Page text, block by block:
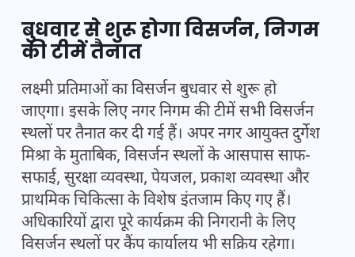
बुधवार से शुरू होगा विसर्जन, निगम
की टीमें तैनात
लक्ष्मी प्रतिमाओं का विसर्जन बुधवार से शुरू हो
जाएगा। इसके लिए नगर निगम की टीमें सभी विसर्जन
स्थलों पर तैनात कर दी गई हैं। अपर नगर आयुक्त दुर्गेश
मिश्रा के मुताबिक, विसर्जन स्थलों के आसपास साफ-
सफाई, सुरक्षा व्यवस्था, पेयजल, प्रकाश व्यवस्था और
प्राथमिक चिकित्सा के विशेष इंतजाम किए गए हैं।
अधिकारियों द्वारा पूरे कार्यक्रम की निगरानी के लिए
विसर्जन स्थलों पर कैंप कार्यालय भी सक्रिय रहेगा।